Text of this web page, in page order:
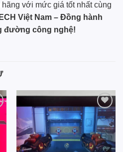
với mức giá tốt nhất cùng
Việt Nam – Đồng hành
đường công nghệ!
Add to
wishlist